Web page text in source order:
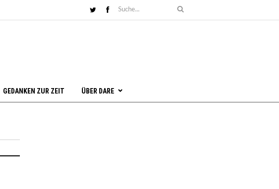
GEDANKEN ZUR ZEIT ÜBER DARE